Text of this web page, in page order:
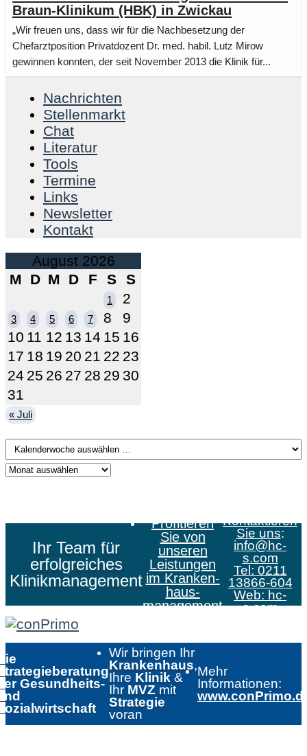
Braun-Klinikum (HBK) in Zwickau
„Wir freuen uns, dass wir für die Nachbesetzung der
Chefarztposition Privatdozent Dr. med. habil. Lutz Mirow
gewinnen konnten, der seit November 2013 die Klinik für...
Nachrichten
Stellenmarkt
Chat
Literatur
Tools
Termine
Links
Newsletter
Kontakt
August 2026
M
D M D F S S
1 2
3 4 5 6 7 8
9
10 11 12 13 14 15 16
17 18 19 20 21 22 23
24 25 26 27 28 29 30
31
« Juli
Ihr Team für
erfolgreiches
Klinikmanagement
Profitieren
Sie von
unseren
Leistungen
im Kranken­
haus­
management
Kontaktieren
Sie uns:
info@hc-
s.com
Tel: 0211
13866-604
Web: hc-
s.com
Gesundheits-
Wir bringen Ihr
Krankenhaus,
Ihre Klinik &
Ihr MVZ mit
Strategie
voran
Mehr
Informationen: